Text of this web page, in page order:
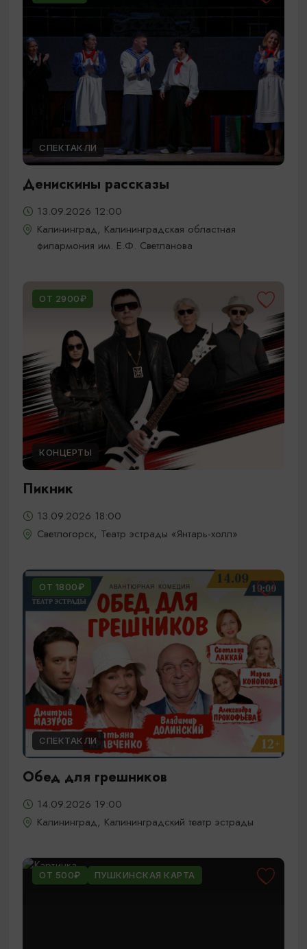
СПЕКТАКЛИ
Денискины рассказы
13.09.2026 12:00
Калининград, Калининградская областная
филармония им. Е.Ф. Светланова
ОТ 2900₽
КОНЦЕРТЫ
Пикник
13.09.2026 18:00
Светлогорск, Театр эстрады «Янтарь-холл»
ОТ 1800₽
СПЕКТАКЛИ
Обед для грешников
14.09.2026 19:00
Калининград, Калининградский театр эстрады
ОТ 500₽ ПУШКИНСКАЯ КАРТА